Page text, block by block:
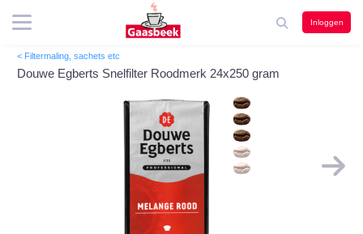
Inloggen
< Filtermaling, sachets etc
Douwe Egberts Snelfilter Roodmerk 24x250 gram